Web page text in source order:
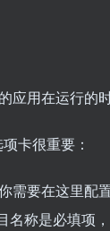
用在运行的
卡很重要：
需要在这里配
称是必填项